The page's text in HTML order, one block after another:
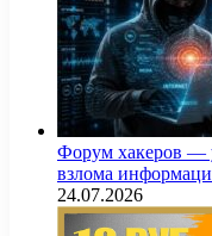
Форум хакеров —
взлома
24.07.2026